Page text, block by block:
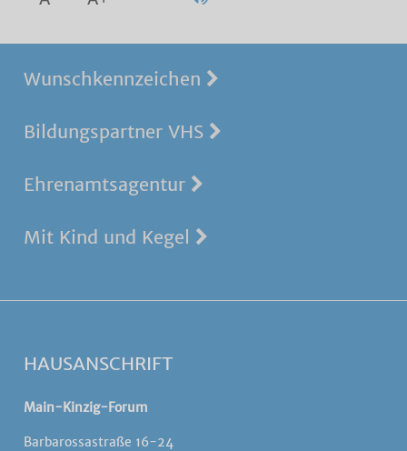
Wunschkennzeichen
Bildungspartner VHS
Ehrenamtsagentur
Mit Kind und Kegel
HAUSANSCHRIFT
Main-Kinzig-Forum
Barbarossastraße 16-24